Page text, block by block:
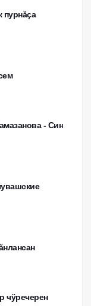
пурнӑҫа
- Син
чÿречерен